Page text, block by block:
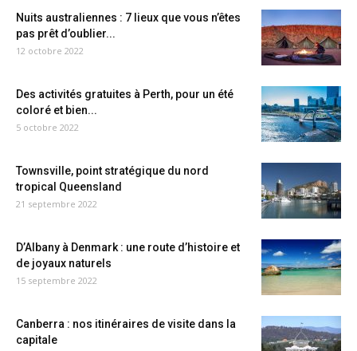
Nuits australiennes : 7 lieux que vous n’êtes
pas prêt d’oublier...
12 octobre 2022
Des activités gratuites à Perth, pour un été
coloré et bien...
5 octobre 2022
Townsville, point stratégique du nord
tropical Queensland
21 septembre 2022
D’Albany à Denmark : une route d’histoire et
de joyaux naturels
15 septembre 2022
Canberra : nos itinéraires de visite dans la
capitale